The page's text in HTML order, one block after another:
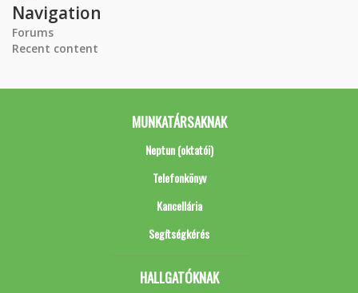
Navigation
Forums
Recent content
MUNKATÁRSAKNAK
Neptun (oktatói)
Telefonkönyv
Kancellária
Segítségkérés
HALLGATÓKNAK